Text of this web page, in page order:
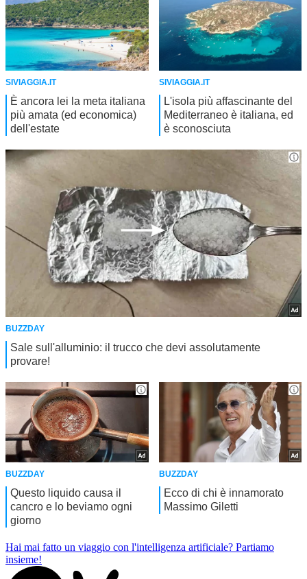
Hai mai fatto un viaggio con l'intelligenza artificiale? Partiamo
insieme!